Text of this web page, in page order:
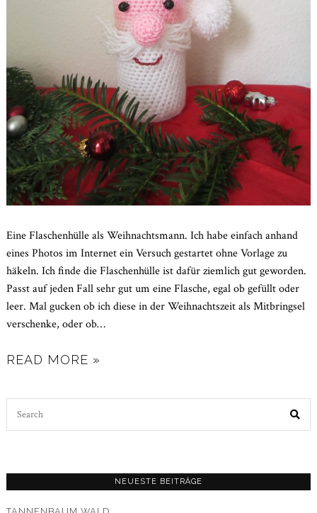
Eine Flaschenhülle als Weihnachtsmann. Ich habe einfach anhand
eines Photos im Internet ein Versuch gestartet ohne Vorlage zu
häkeln. Ich finde die Flaschenhülle ist dafür ziemlich gut geworden.
Passt auf jeden Fall sehr gut um eine Flasche, egal ob gefüllt oder
leer. Mal gucken ob ich diese in der Weihnachtszeit als Mitbringsel
verschenke, oder ob…
READ MORE »
NEUESTE BEITRÄGE